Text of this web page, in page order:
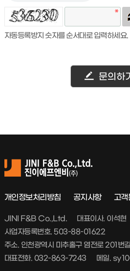
자동등록방지 숫자를 순서대로 입력하세요.
문의하기
개인정보처리방침 공지사항 고객
JINI F&B Co.,Ltd.
대표이사. 이석현
사업자등록번호. 503-88-01622
주소. 인천광역시 미추홀구 염전로 201번
대표전화. 032-863-7243
메일.